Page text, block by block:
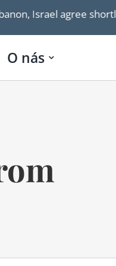
shortlist of countries
O nás